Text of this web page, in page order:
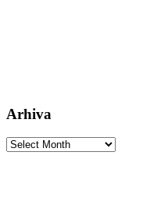
Arhiva
Arhiva